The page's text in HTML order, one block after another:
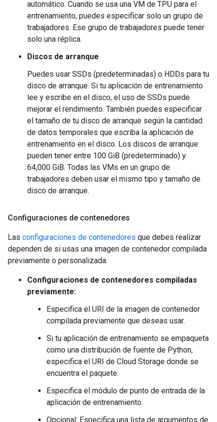
automático. Cuando se usa una VM de TPU para el
entrenamiento, puedes especificar solo un grupo de
trabajadores. Ese grupo de trabajadores puede tener
solo una réplica.
Discos de arranque
Puedes usar SSDs (predeterminadas) o HDDs para tu
disco de arranque. Si tu aplicación de entrenamiento
lee y escribe en el disco, el uso de SSDs puede
mejorar el rendimiento. También puedes especificar
el tamaño de tu disco de arranque según la cantidad
de datos temporales que escriba la aplicación de
entrenamiento en el disco. Los discos de arranque
pueden tener entre 100 GiB (predeterminado) y
64,000 GiB. Todas las VMs en un grupo de
trabajadores deben usar el mismo tipo y tamaño de
disco de arranque.
Configuraciones de contenedores
Las configuraciones de contenedores que debes realizar
dependen de si usas una imagen de contenedor compilada
previamente o personalizada.
Configuraciones de contenedores compiladas
previamente:
Especifica el URI de la imagen de contenedor
compilada previamente que deseas usar.
Si tu aplicación de entrenamiento se empaqueta
como una distribución de fuente de Python,
especifica el URI de Cloud Storage donde se
encuentra el paquete.
Especifica el módulo de punto de entrada de la
aplicación de entrenamiento.
Opcional: Especifica una lista de argumentos de